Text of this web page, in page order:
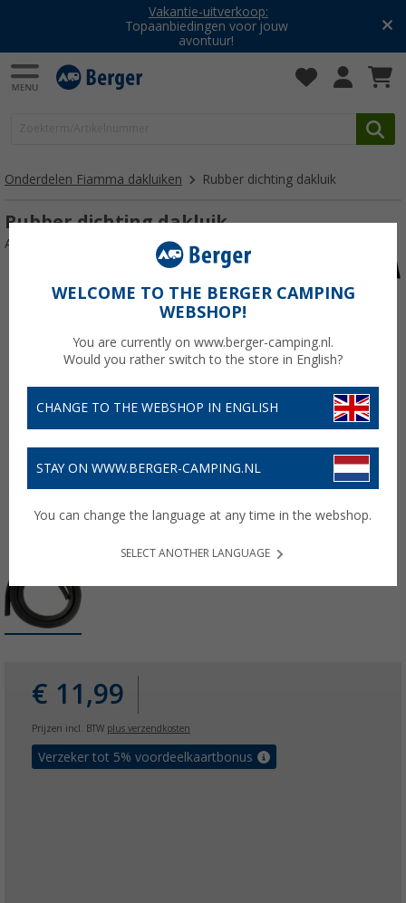
Vakantie-uitverkoop:
Topaanbiedingen voor jouw
avontuur!
Onderdelen Fiamma dakluiken Rubber dichting dakluik
Rubber dichting dakluik
Artikelnr: 704703
€ 11,99
Prijzen incl. BTW plus verzendkosten
Verzeker tot 5% voordeelkaartbonus
WELCOME TO THE BERGER CAMPING
WEBSHOP!
You are currently on www.berger-camping.nl.
Would you rather switch to the store in English?
CHANGE TO THE WEBSHOP IN ENGLISH
STAY ON WWW.BERGER-CAMPING.NL
You can change the language at any time in the webshop.
SELECT ANOTHER LANGUAGE